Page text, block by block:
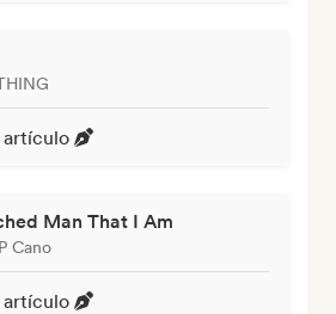
artículo
Man That I Am
Cano
artículo